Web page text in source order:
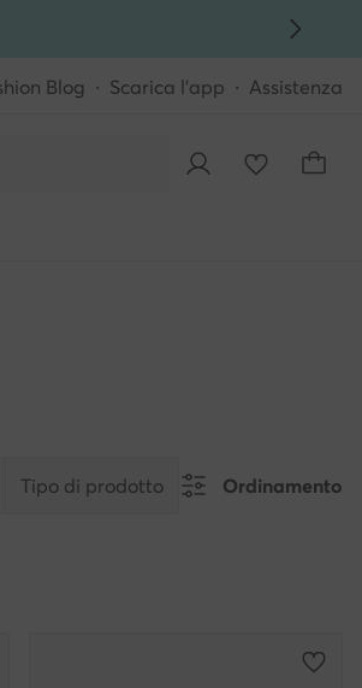
Blog Scarica l'app Assistenza
Tipo di prodotto Ordinamento